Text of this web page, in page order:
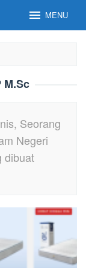
MENU
M.Sc
Seorang
Negeri
dibuat